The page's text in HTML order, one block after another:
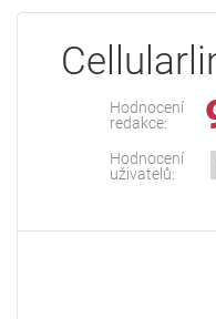
Hodnocení
redakce:
Hodnocení
uživatelů: